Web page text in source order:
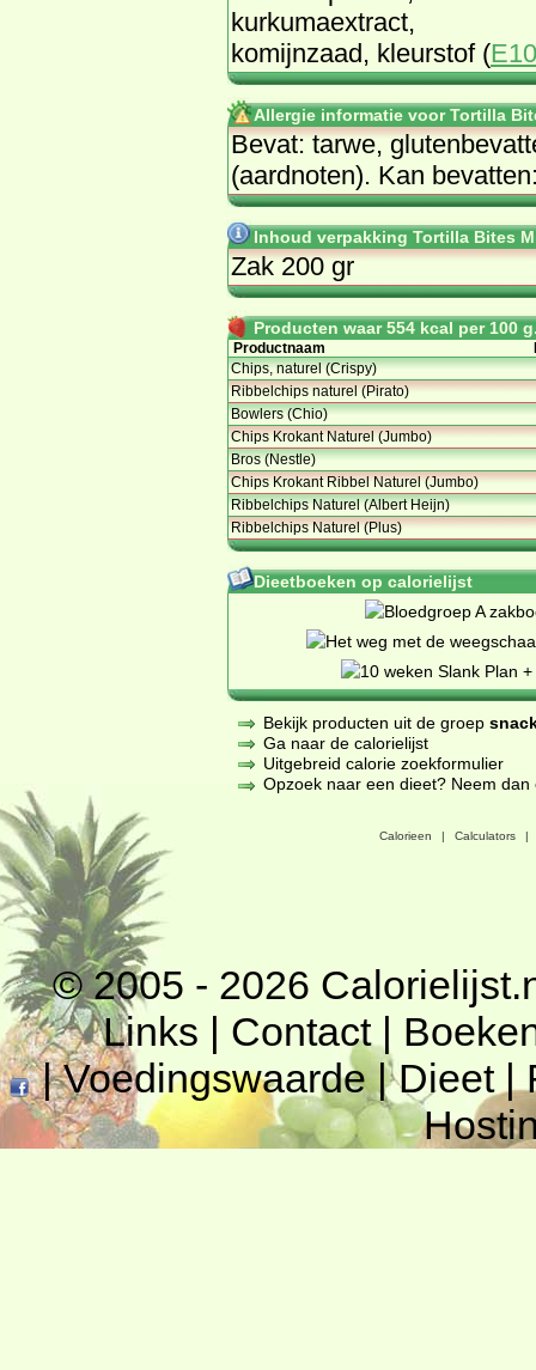
kurkumaextract,
komijnzaad, kleurstof (
Allergie informatie voor Tortilla
Bevat: tarwe,
(aardnoten). Kan
Inhoud verpakking Tortilla Bites
Zak 200 gr
Producten waar 554 kcal per 100
Productnaam
Chips, naturel (Crispy)
Ribbelchips naturel (Pirato)
Bowlers (Chio)
Chips Krokant Naturel (Jumbo)
Bros (Nestle)
Chips Krokant Ribbel Naturel (Jumbo)
Ribbelchips Naturel (Albert Heijn)
Ribbelchips Naturel (Plus)
Dieetboeken op calorielijst
Bekijk producten uit de groep
Ga naar de calorielijst
Uitgebreid calorie zoekformulier
Opzoek naar een dieet? Neem
Calorieen | Calculators |
© 2005 - 2026
Links | Contact|
|Voedingswaarde|Dieet|